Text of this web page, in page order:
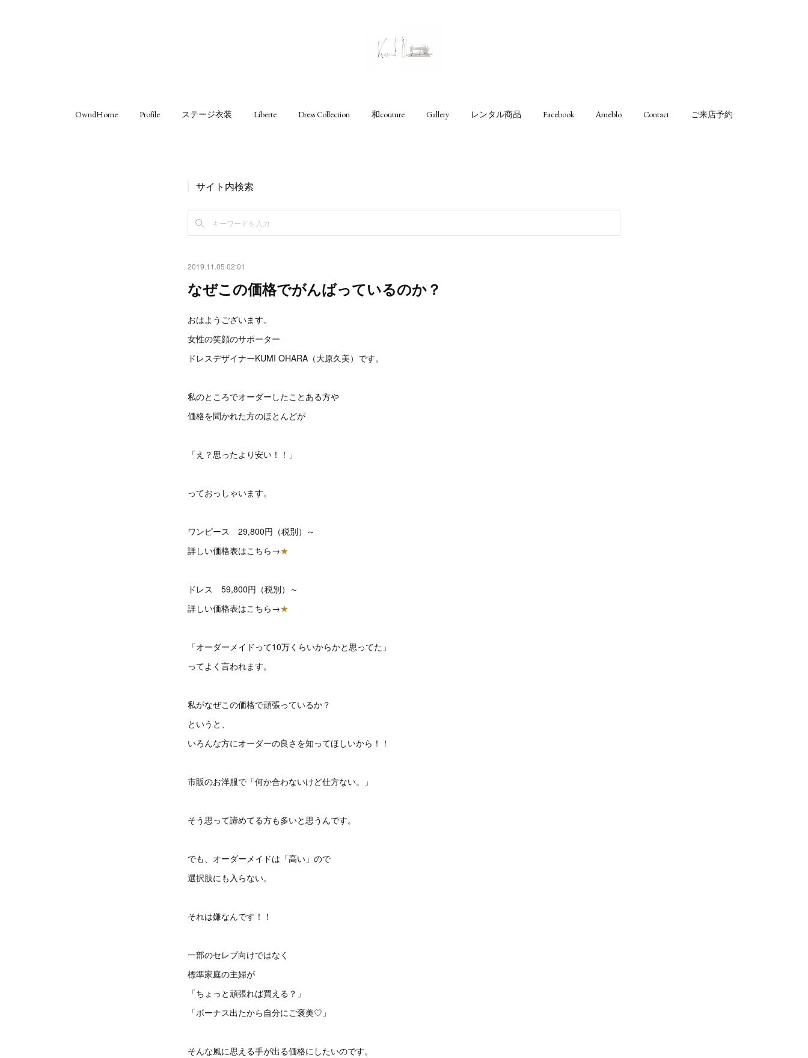
OwndHome Profile ステージ衣装 Liberte Dress Collection 和couture Gallery レンタル商品 Facebook Ameblo Contact ご来店予約
サイト内検索
2019.11.05 02:01
なぜこの価格でがんばっているのか？
おはようございます。
女性の笑顔のサポーター
ドレスデザイナーKUMI OHARA（大原久美）です。
私のところでオーダーしたことある方や
価格を聞かれた方のほとんどが
「え？思ったより安い！！」
っておっしゃいます。
ワンピース 29,800円（税別）～
詳しい価格表はこちら→★
ドレス 59,800円（税別）～
詳しい価格表はこちら→★
「オーダーメイドって10万くらいからかと思ってた」
ってよく言われます。
私がなぜこの価格で頑張っているか？
というと、
いろんな方にオーダーの良さを知ってほしいから！！
市販のお洋服で「何か合わないけど仕方ない。」
そう思って諦めてる方も多いと思うんです。
でも、オーダーメイドは「高い」ので
選択肢にも入らない。
それは嫌なんです！！
一部のセレブ向けではなく
標準家庭の主婦が
「ちょっと頑張れば買える？」
「ボーナス出たから自分にご褒美♡」
そんな風に思える手が出る価格にしたいのです。